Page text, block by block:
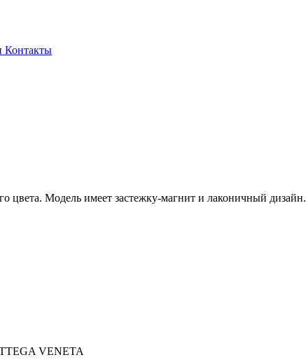
Контакты
цвета. Модель имеет застежку-магнит и лаконичный дизайн.
VENETA